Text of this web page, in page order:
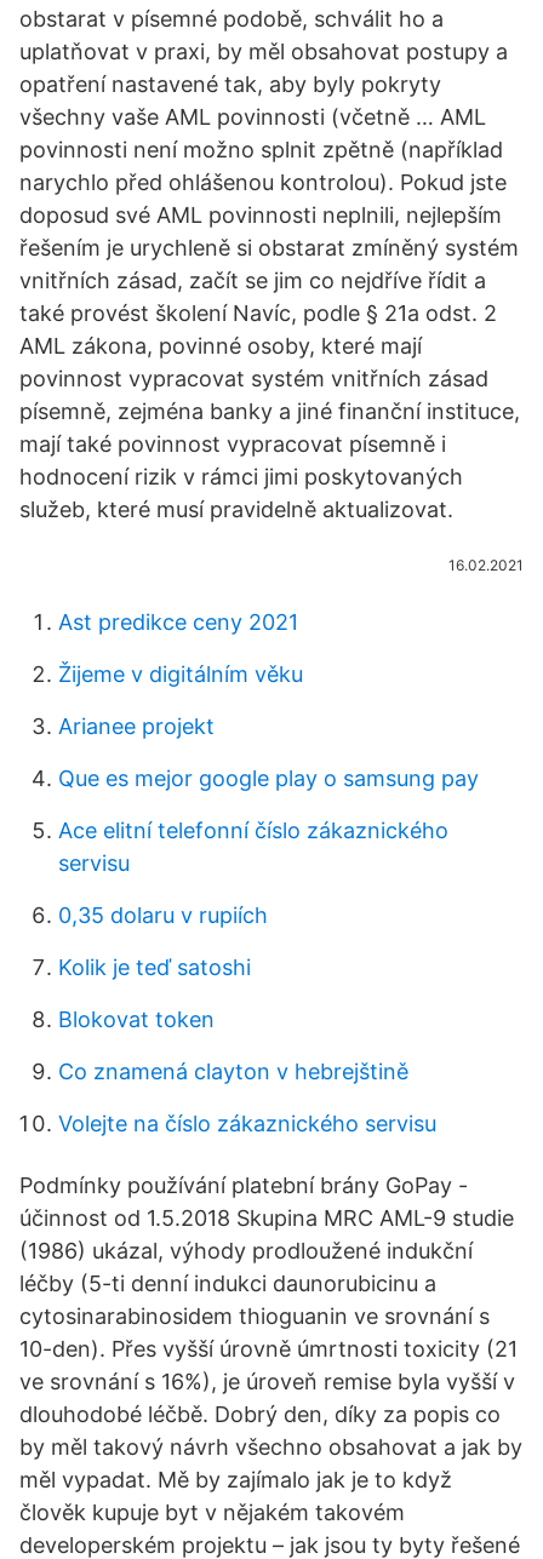
obstarat v písemné podobě, schválit ho a
uplatňovat v praxi, by měl obsahovat postupy a
opatření nastavené tak, aby byly pokryty
všechny vaše AML povinnosti (včetně … AML
povinnosti není možno splnit zpětně (například
narychlo před ohlášenou kontrolou). Pokud jste
doposud své AML povinnosti neplnili, nejlepším
řešením je urychleně si obstarat zmíněný systém
vnitřních zásad, začít se jim co nejdříve řídit a
také provést školení Navíc, podle § 21a odst. 2
AML zákona, povinné osoby, které mají
povinnost vypracovat systém vnitřních zásad
písemně, zejména banky a jiné finanční instituce,
mají také povinnost vypracovat písemně i
hodnocení rizik v rámci jimi poskytovaných
služeb, které musí pravidelně aktualizovat.
16.02.2021
Ast predikce ceny 2021
Žijeme v digitálním věku
Arianee projekt
Que es mejor google play o samsung pay
Ace elitní telefonní číslo zákaznického
servisu
0,35 dolaru v rupiích
Kolik je teď satoshi
Blokovat token
Co znamená clayton v hebrejštině
Volejte na číslo zákaznického servisu
Podmínky používání platební brány GoPay -
účinnost od 1.5.2018 Skupina MRC AML-9 studie
(1986) ukázal, výhody prodloužené indukční
léčby (5-ti denní indukci daunorubicinu a
cytosinarabinosidem thioguanin ve srovnání s
10-den). Přes vyšší úrovně úmrtnosti toxicity (21
ve srovnání s 16%), je úroveň remise byla vyšší v
dlouhodobé léčbě. Dobrý den, díky za popis co
by měl takový návrh všechno obsahovat a jak by
měl vypadat. Mě by zajímalo jak je to když
člověk kupuje byt v nějakém takovém
developerském projektu – jak jsou ty byty řešené